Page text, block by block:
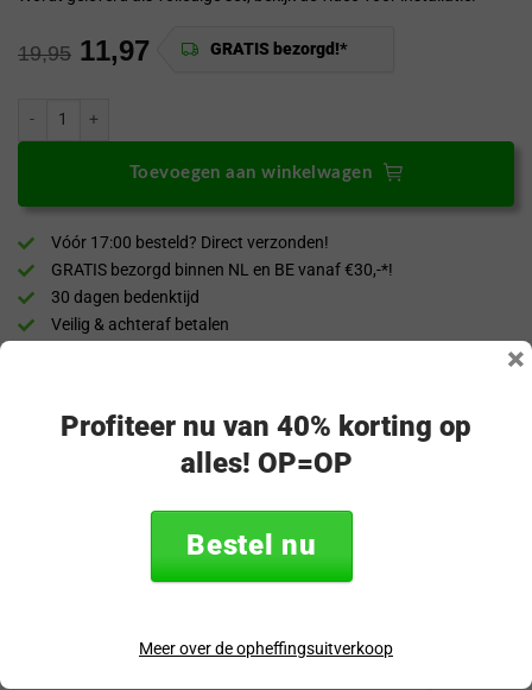
GRATIS bezorgd!*
19,95 11,97
Toevoegen aan winkelwagen
Vóór 17:00 besteld? Direct verzonden!
GRATIS bezorgd binnen NL en BE vanaf €30,-*!
30 dagen bedenktijd
Veilig & achteraf betalen
Productomschrijving
Profiteer nu van 40% korting op
alles! OP=OP
Bestel nu
Meer over de opheffingsuitverkoop
×